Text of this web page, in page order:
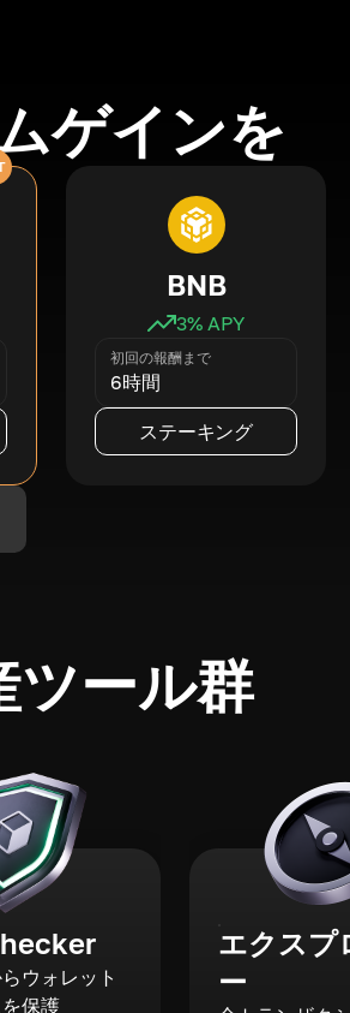
ゲインを
BNB
3% APY
初回の報酬まで
6時間
ステーキング
ツール群
ウォレット
保護
エクスプ
ー